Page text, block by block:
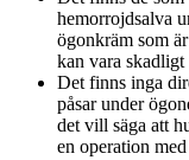
hemorrojdsalva
ögonkräm som
kan vara
Det finns inga
påsar under
det vill säga att
en operation